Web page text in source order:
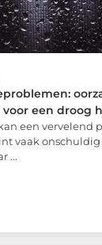
een droog
een vervelend
vaak
...